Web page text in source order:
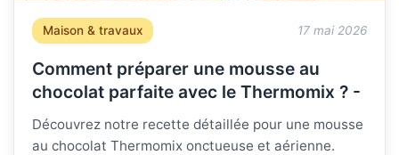
Maison & travaux 17 mai 2026
Comment préparer une mousse au
chocolat parfaite avec le Thermomix ? -
Découvrez notre recette détaillée pour une mousse
au chocolat Thermomix onctueuse et aérienne.